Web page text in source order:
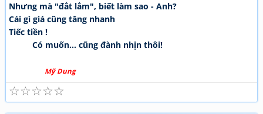
Nhưng mà "đắt lắm", biết làm sao - Anh?
Cái gì giá cũng tăng nhanh
Tiếc tiền !
Có muốn... cũng đành nhịn thôi!
Mỹ Dung
☆
☆
☆
☆
☆